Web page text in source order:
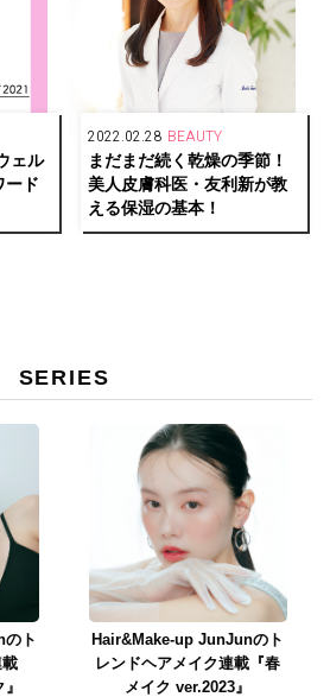
ェル
ード
2022.02.28 BEAUTY
まだまだ続く乾燥の季節！
美人皮膚科医・友利新が教
える保湿の基本！
SERIES
ト
Hair&Make-up JunJunのト
レンドヘアメイク連載『春
メイク ver.2023』